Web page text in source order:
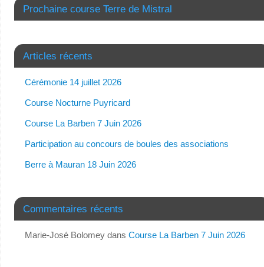
Prochaine course Terre de Mistral
Articles récents
Cérémonie 14 juillet 2026
Course Nocturne Puyricard
Course La Barben 7 Juin 2026
Participation au concours de boules des associations
Berre à Mauran 18 Juin 2026
Commentaires récents
Marie-José Bolomeydans Course La Barben 7 Juin 2026